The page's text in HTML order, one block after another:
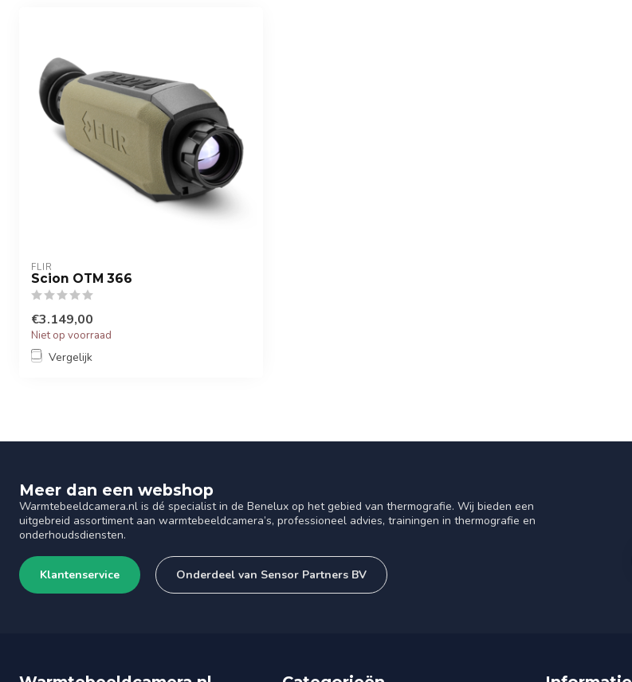
GPS
Gewicht
Afmetingen (B x H x L)
FLIR
Scion OTM 366
€3.149,00
Niet op voorraad
Vergelijk
Meer dan een webshop
Warmtebeeldcamera.nl is dé specialist in de Benelux op het gebied van thermografie. Wij bieden een
uitgebreid assortiment aan warmtebeeldcamera’s, professioneel advies, trainingen in thermografie en
onderhoudsdiensten.
Klantenservice Onderdeel van Sensor Partners BV